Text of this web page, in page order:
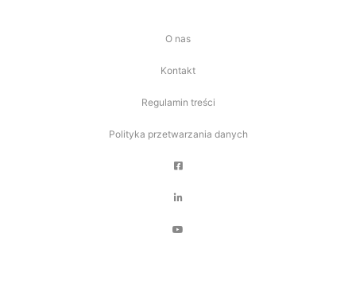
O nas
Kontakt
Regulamin treści
Polityka przetwarzania danych